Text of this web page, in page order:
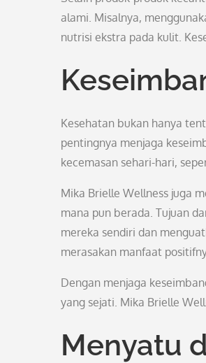
alami. Misalnya,
nutrisi ekstra pada kulit.
Kesehatan bukan hanya
pentingnya menjaga
kecemasan sehari-hari,
Mika Brielle Wellness juga
mana pun berada. Tujuan
mereka sendiri dan
merasakan manfaat
Dengan menjaga
yang sejati. Mika Brielle
Menyatu